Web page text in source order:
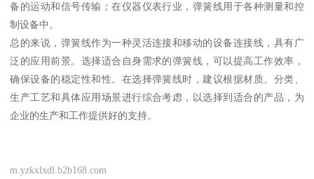
备的运动和信号传输；在仪器仪表行业，弹簧线用于各种测量和控
制设备中。
总的来说，弹簧线作为一种灵活连接和移动的设备连接线，具有广
泛的应用前景。选择适合自身需求的弹簧线，可以提高工作效率，
确保设备的稳定性和性。在选择弹簧线时，建议根据材质、分类、
生产工艺和具体应用场景进行综合考虑，以选择到适合的产品，为
企业的生产和工作提供好的支持。
m.yzkxlxdl.b2b168.com